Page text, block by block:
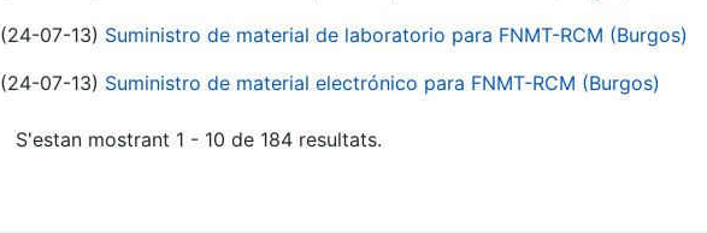
(24-07-13) Suministro de material de laboratorio para FNMT-RCM (Burgos)
(24-07-13) Suministro de material electrónico para FNMT-RCM (Burgos)
S'estan mostrant 1 - 10 de 184 resultats.